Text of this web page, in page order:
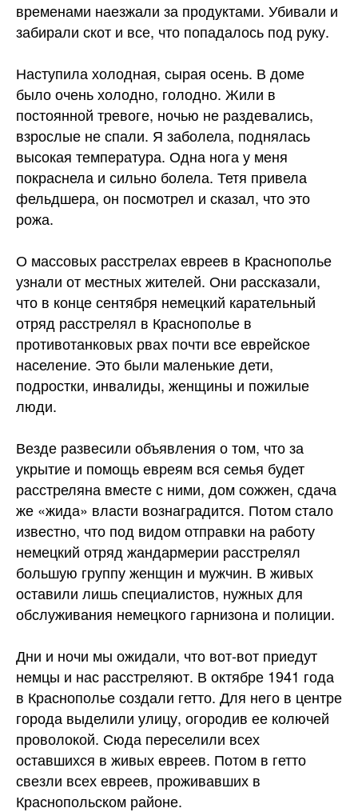
временами наезжали за продуктами. Убивали и
забирали скот и все, что попадалось под руку.
Наступила холодная, сырая осень. В доме
было очень холодно, голодно. Жили в
постоянной тревоге, ночью не раздевались,
взрослые не спали. Я заболела, поднялась
высокая температура. Одна нога у меня
покраснела и сильно болела. Тетя привела
фельдшера, он посмотрел и сказал, что это
рожа.
О массовых расстрелах евреев в Краснополье
узнали от местных жителей. Они рассказали,
что в конце сентября немецкий карательный
отряд расстрелял в Краснополье в
противотанковых рвах почти все еврейское
население. Это были маленькие дети,
подростки, инвалиды, женщины и пожилые
люди.
Везде развесили объявления о том, что за
укрытие и помощь евреям вся семья будет
расстреляна вместе с ними, дом сожжен, сдача
же «жида» власти вознаградится. Потом стало
известно, что под видом отправки на работу
немецкий отряд жандармерии расстрелял
большую группу женщин и мужчин. В живых
оставили лишь специалистов, нужных для
обслуживания немецкого гарнизона и полиции.
Дни и ночи мы ожидали, что вот-вот приедут
немцы и нас расстреляют. В октябре 1941 года
в Краснополье создали гетто. Для него в центре
города выделили улицу, огородив ее колючей
проволокой. Сюда переселили всех
оставшихся в живых евреев. Потом в гетто
свезли всех евреев, проживавших в
Краснопольском районе.